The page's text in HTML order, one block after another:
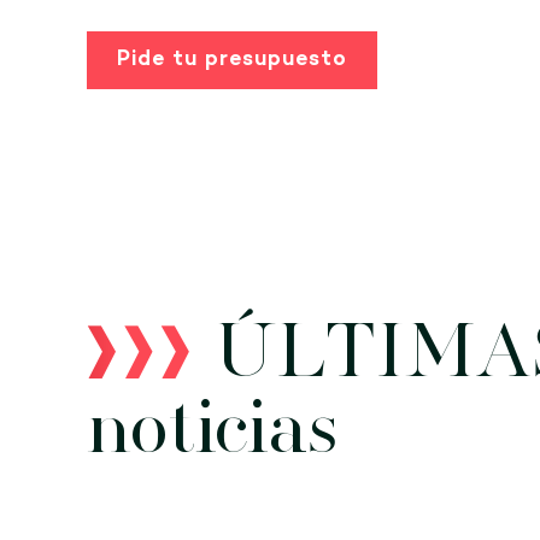
Pide tu presupuesto
noticias